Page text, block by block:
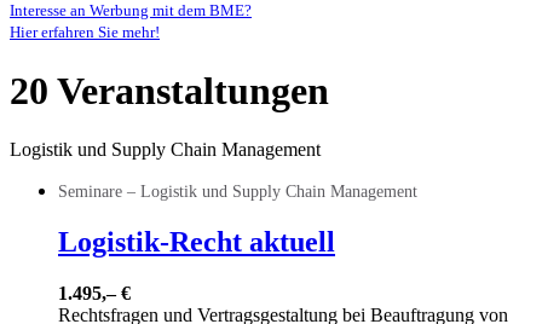
Interesse an Werbung mit dem BME?
Hier erfahren Sie mehr!
20 Veranstaltungen
Logistik und Supply Chain Management
Seminare – Logistik und Supply Chain Management
Logistik-Recht aktuell
1.495,– €
Rechtsfragen und Vertragsgestaltung bei Beauftragung von